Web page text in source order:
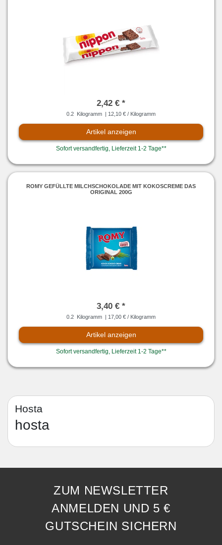
2,42 € *
0.2 Kilogramm | 12,10 € / Kilogramm
Artikel anzeigen
Sofort versandfertig, Lieferzeit 1-2 Tage**
ROMY GEFÜLLTE MILCHSCHOKOLADE MIT KOKOSCREME DAS
ORIGINAL 200G
3,40 € *
0.2 Kilogramm | 17,00 € / Kilogramm
Artikel anzeigen
Sofort versandfertig, Lieferzeit 1-2 Tage**
Hosta
hosta
ZUM NEWSLETTER
ANMELDEN UND 5 €
GUTSCHEIN SICHERN